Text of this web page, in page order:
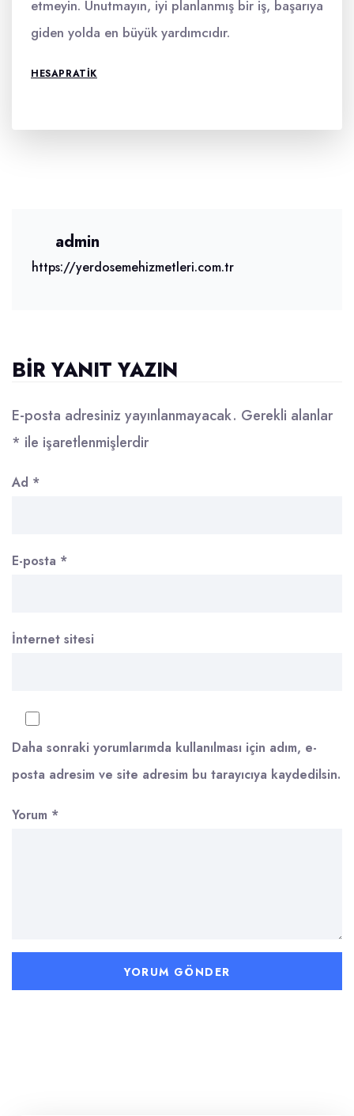
etmeyin. Unutmayın, iyi planlanmış bir iş, başarıya
giden yolda en büyük yardımcıdır.
HESAPRATIK
admin
https://yerdosemehizmetleri.com.tr
BIR YANIT YAZIN
E-posta adresiniz yayınlanmayacak. Gerekli alanlar
* ile işaretlenmişlerdir
Ad *
E-posta *
İnternet sitesi
Daha sonraki yorumlarımda kullanılması için adım, e-
posta adresim ve site adresim bu tarayıcıya kaydedilsin.
Yorum *